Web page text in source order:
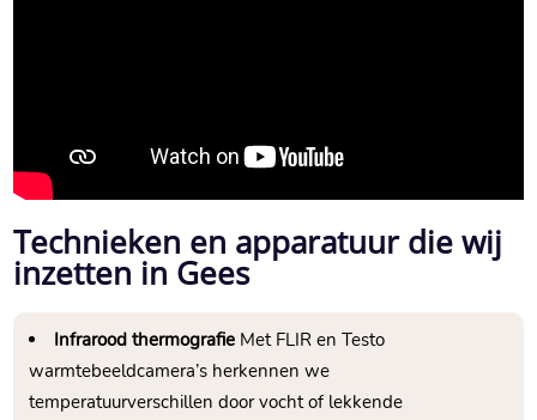
Technieken en apparatuur die wij
inzetten in Gees
Infrarood thermografie Met FLIR en Testo
warmtebeeldcamera’s herkennen we
temperatuurverschillen door vocht of lekkende